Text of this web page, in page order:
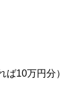
10万円分）